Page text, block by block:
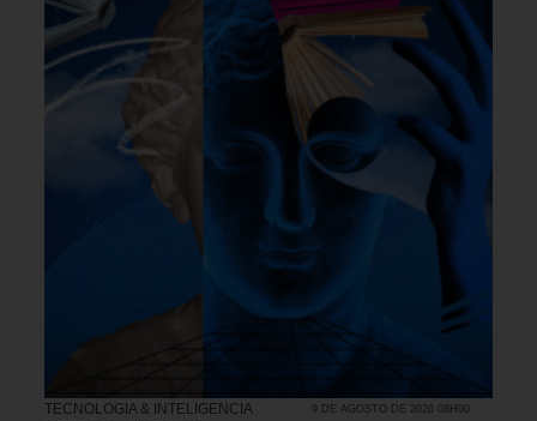
TECNOLOGIA & INTELIGENCIA
9 DE AGOSTO DE 2026 08H00